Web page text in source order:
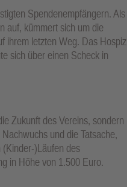
Spendenempfängern. Als
auf, kümmert sich um die
ihrem letzten Weg. Das Hospiz
sich über einen Scheck in
Zukunft des Vereins, sondern
und die Tatsache,
(Kinder-)Läufen des
in Höhe von 1.500 Euro.